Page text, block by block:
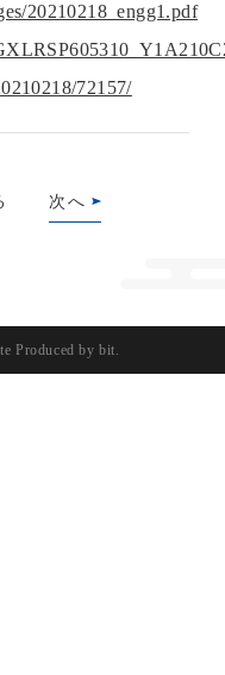
20210218_engg1.pdf
72157/
次へ
Produced by bit.